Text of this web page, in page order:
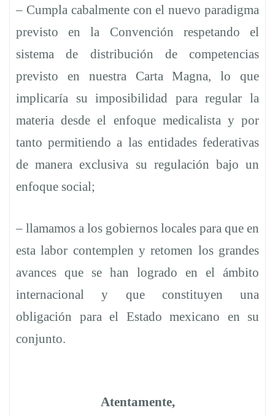
– Cumpla cabalmente con el nuevo paradigma
previsto en la Convención respetando el
sistema de distribución de competencias
previsto en nuestra Carta Magna, lo que
implicaría su imposibilidad para regular la
materia desde el enfoque medicalista y por
tanto permitiendo a las entidades federativas
de manera exclusiva su regulación bajo un
enfoque social;
– llamamos a los gobiernos locales para que en
esta labor contemplen y retomen los grandes
avances que se han logrado en el ámbito
internacional y que constituyen una
obligación para el Estado mexicano en su
conjunto.
Atentamente,